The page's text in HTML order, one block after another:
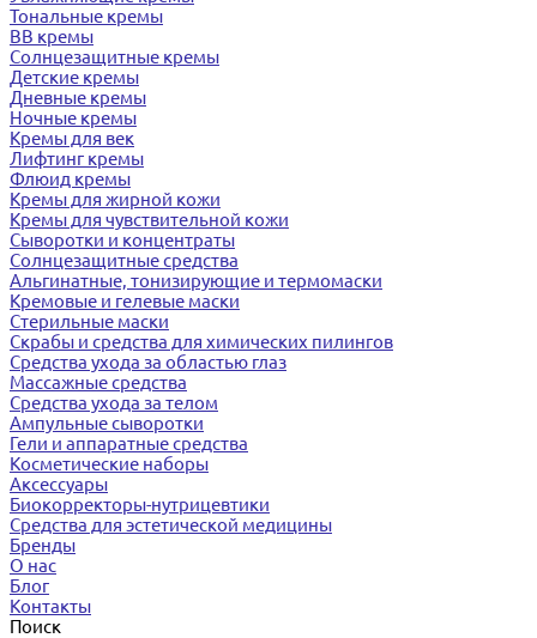
Тональные кремы
BB кремы
Солнцезащитные кремы
Детские кремы
Дневные кремы
Ночные кремы
Кремы для век
Лифтинг кремы
Флюид кремы
Кремы для жирной кожи
Кремы для чувствительной кожи
Сыворотки и концентраты
Солнцезащитные средства
Альгинатные, тонизирующие и термомаски
Кремовые и гелевые маски
Стерильные маски
Скрабы и средства для химических пилингов
Средства ухода за областью глаз
Массажные средства
Средства ухода за телом
Ампульные сыворотки
Гели и аппаратные средства
Косметические наборы
Аксессуары
Биокорректоры-нутрицевтики
Средства для эстетической медицины
Бренды
О нас
Блог
Контакты
Поиск